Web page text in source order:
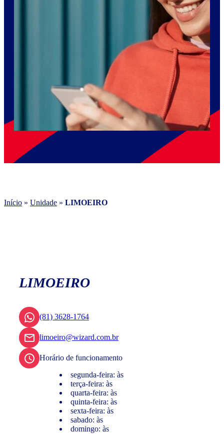
Início » Unidade » LIMOEIRO
LIMOEIRO
(81) 3628-1764
limoeiro@wizard.com.br
Horário de funcionamento
segunda-feira: às
terça-feira: às
quarta-feira: às
quinta-feira: às
sexta-feira: às
sabado: às
domingo: às